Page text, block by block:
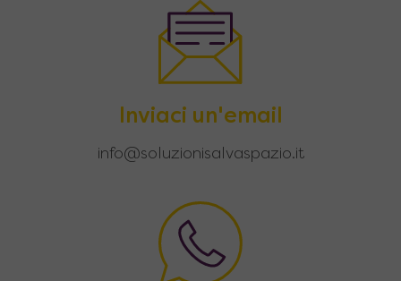
Inviaci un'email
info@soluzionisalvaspazio.it